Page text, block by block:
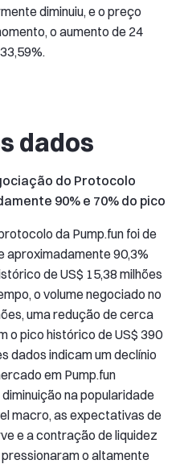
diminuiu, e o preço
o aumento de 24
dados
do Protocolo
90% e 70% do pico
da Pump.fun foi de
aproximadamente 90,3%
de US$ 15,38 milhões
o volume negociado no
uma redução de cerca
o pico histórico de US$ 390
dados indicam um declínio
em Pump.fun
na popularidade
macro, as expectativas de
e a contração de liquidez
o altamente